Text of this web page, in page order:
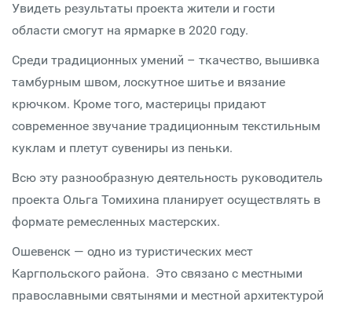
Увидеть результаты проекта жители и гости
области смогут на ярмарке в 2020 году.
Среди традиционных умений – ткачество, вышивка
тамбурным швом, лоскутное шитье и вязание
крючком. Кроме того, мастерицы придают
современное звучание традиционным текстильным
куклам и плетут сувениры из пеньки.
Всю эту разнообразную деятельность руководитель
проекта Ольга Томихина планирует осуществлять в
формате ремесленных мастерских.
Ошевенск — одно из туристических мест
Каргпольского района. Это связано с местными
православными святынями и местной архитектурой